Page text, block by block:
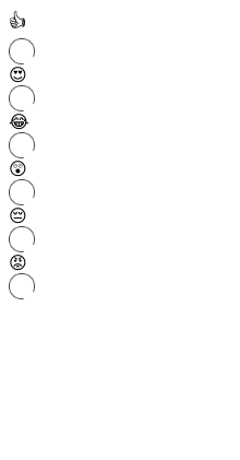
👍
😍
😂
😲
😔
😡